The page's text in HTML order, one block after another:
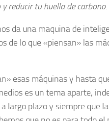
reducir tu huella de carbono.
da una maquina de
de lo que «piensan» las
esas máquinas y hasta
es un tema aparte,
largo plazo y siempre que